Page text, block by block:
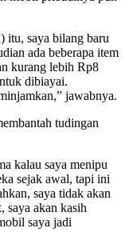
itu, saya bilang baru
ada beberapa item
kurang lebih Rp8
dibiayai.
jawabnya.
tudingan
kalau saya menipu
sejak awal, tapi ini
saya tidak akan
saya akan kasih
saya jadi